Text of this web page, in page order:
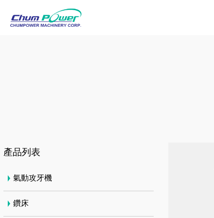
產品列表
氣動攻牙機
鑽床